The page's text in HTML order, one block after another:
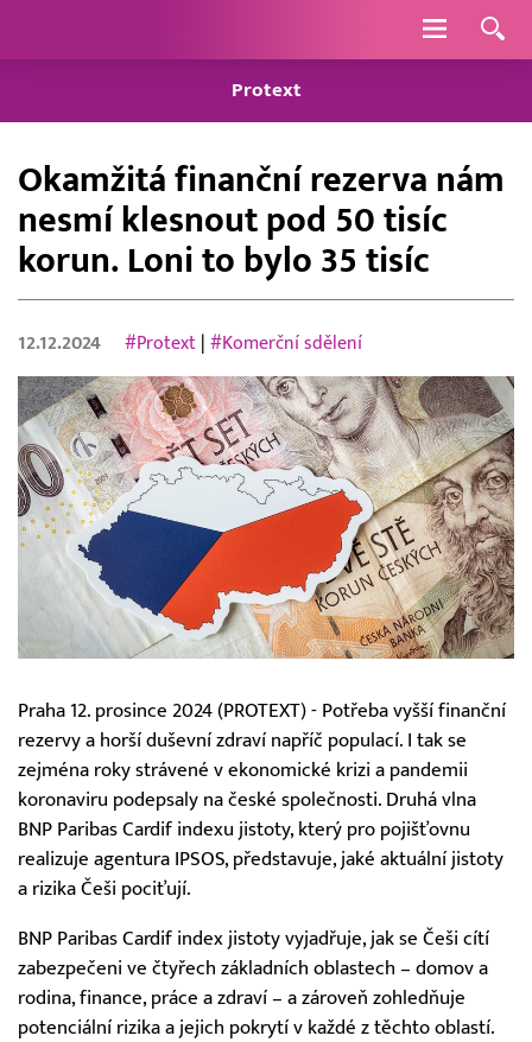
Navigace
Protext
Okamžitá finanční rezerva nám
nesmí klesnout pod 50 tisíc
korun. Loni to bylo 35 tisíc
12.12.2024 #Protext |#Komerční sdělení
Praha 12. prosince 2024 (PROTEXT) - Potřeba vyšší finanční
rezervy a horší duševní zdraví napříč populací. I tak se
zejména roky strávené v ekonomické krizi a pandemii
koronaviru podepsaly na české společnosti. Druhá vlna
BNP Paribas Cardif indexu jistoty, který pro pojišťovnu
realizuje agentura IPSOS, představuje, jaké aktuální jistoty
a rizika Češi pociťují.
BNP Paribas Cardif index jistoty vyjadřuje, jak se Češi cítí
zabezpečeni ve čtyřech základních oblastech – domov a
rodina, finance, práce a zdraví – a zároveň zohledňuje
potenciální rizika a jejich pokrytí v každé z těchto oblastí.